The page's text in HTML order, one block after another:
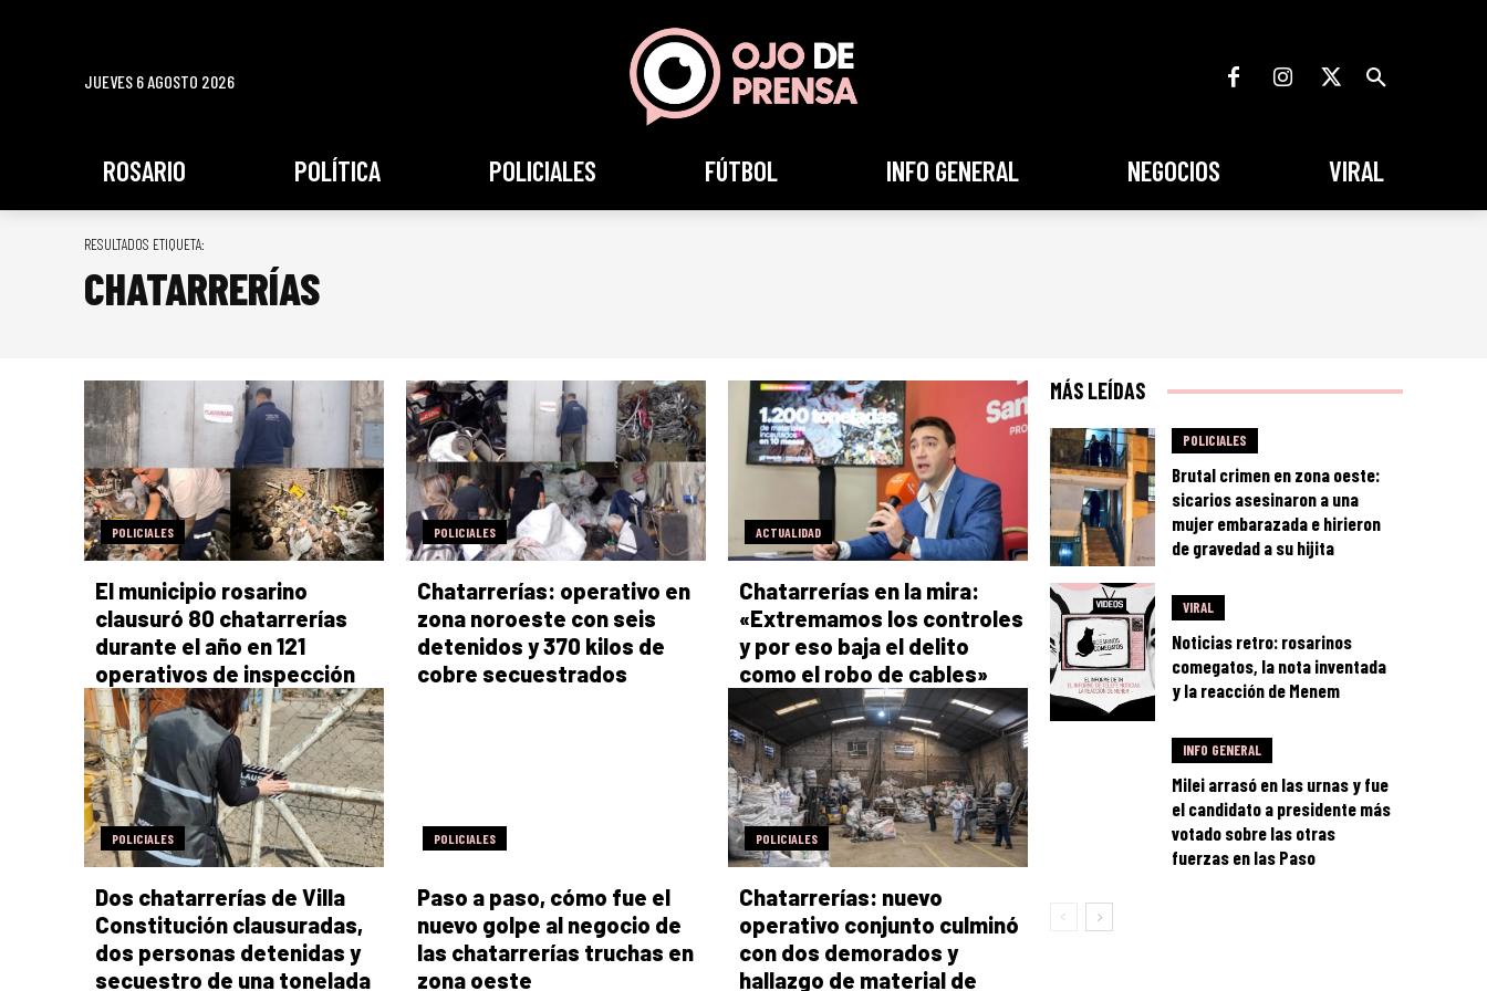
JUEVES 6 AGOSTO 2026
ROSARIO POLÍTICA POLICIALES FÚTBOL INFO GENERAL NEGOCIOS VIRAL
RESULTADOS ETIQUETA:
CHATARRERÍAS
POLICIALES
El municipio rosarino
clausuró 80 chatarrerías
durante el año en 121
operativos de inspección
POLICIALES
Chatarrerías: operativo en
zona noroeste con seis
detenidos y 370 kilos de
cobre secuestrados
ACTUALIDAD
Chatarrerías en la mira:
«Extremamos los controles
y por eso baja el delito
como el robo de cables»
POLICIALES
Dos chatarrerías de Villa
Constitución clausuradas,
dos personas detenidas y
secuestro de una tonelada
POLICIALES
Paso a paso, cómo fue el
nuevo golpe al negocio de
las chatarrerías truchas en
zona oeste
POLICIALES
Chatarrerías: nuevo
operativo conjunto culminó
con dos demorados y
hallazgo de material de
MÁS LEÍDAS
POLICIALES
Brutal crimen en zona oeste:
sicarios asesinaron a una
mujer embarazada e hirieron
de gravedad a su hijita
VIRAL
Noticias retro: rosarinos
comegatos, la nota inventada
y la reacción de Menem
INFO GENERAL
Milei arrasó en las urnas y fue
el candidato a presidente más
votado sobre las otras
fuerzas en las Paso